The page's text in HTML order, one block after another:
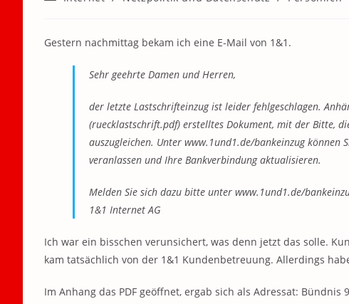
Gestern nachmittag bekam ich eine E-Mail von 1&1.
Sehr geehrte Damen und Herren,
der letzte Lastschrifteinzug ist leider fehlgeschlagen.
(ruecklastschrift.pdf) erstelltes Dokument, mit der Bitte,
auszugleichen. Unter www.1und1.de/bankeinzug können
veranlassen und Ihre Bankverbindung aktualisieren.
Melden Sie sich dazu bitte unter www.1und1.de/
1&1 Internet AG
Ich war ein bisschen verunsichert, was denn jetzt das solle.
kam tatsächlich von der 1&1 Kundenbetreuung. Allerdings
Im Anhang das PDF geöffnet, ergab sich als Adressat: Bündnis